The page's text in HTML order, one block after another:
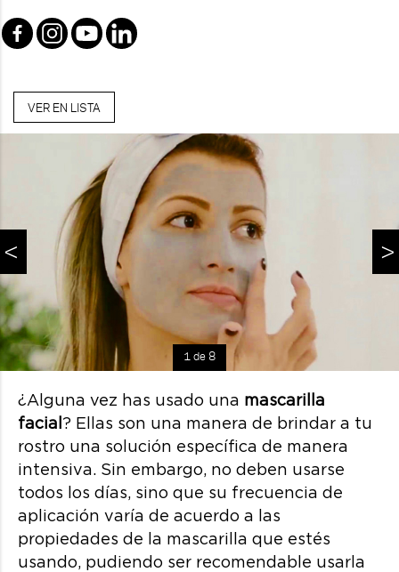
VER EN LISTA
<
1 de 8
¿Alguna vez has usado una mascarilla
facial ? Ellas son una manera de brindar a tu
rostro una solución específica de manera
intensiva. Sin embargo, no deben usarse
todos los días, sino que su frecuencia de
aplicación varía de acuerdo a las
propiedades de la mascarilla que estés
usando, pudiendo ser recomendable usarla
>